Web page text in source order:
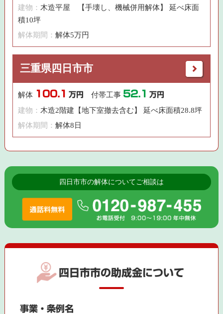
建物： 木造平屋 【手壊し、機械併用解体】 延べ床面
積10坪
解体期間：解体5万円
三重県四日市市
解体 100.1 万円 付帯工事 52.1 万円
建物：木造2階建【地下室撤去含む】 延べ床面積28.8坪
解体期間：解体8日
四日市市の解体についてご相談は
四日市市の助成金について
事業・条例名